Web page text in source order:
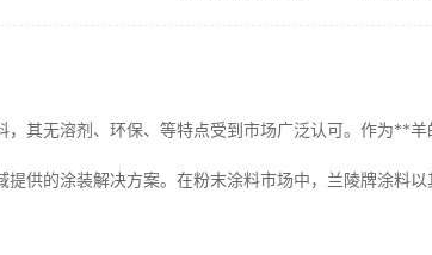
，其无溶剂、环保、等特点受到市场广泛认可。作为**
提供的涂装解决方案。在粉末涂料市场中，兰陵牌涂料